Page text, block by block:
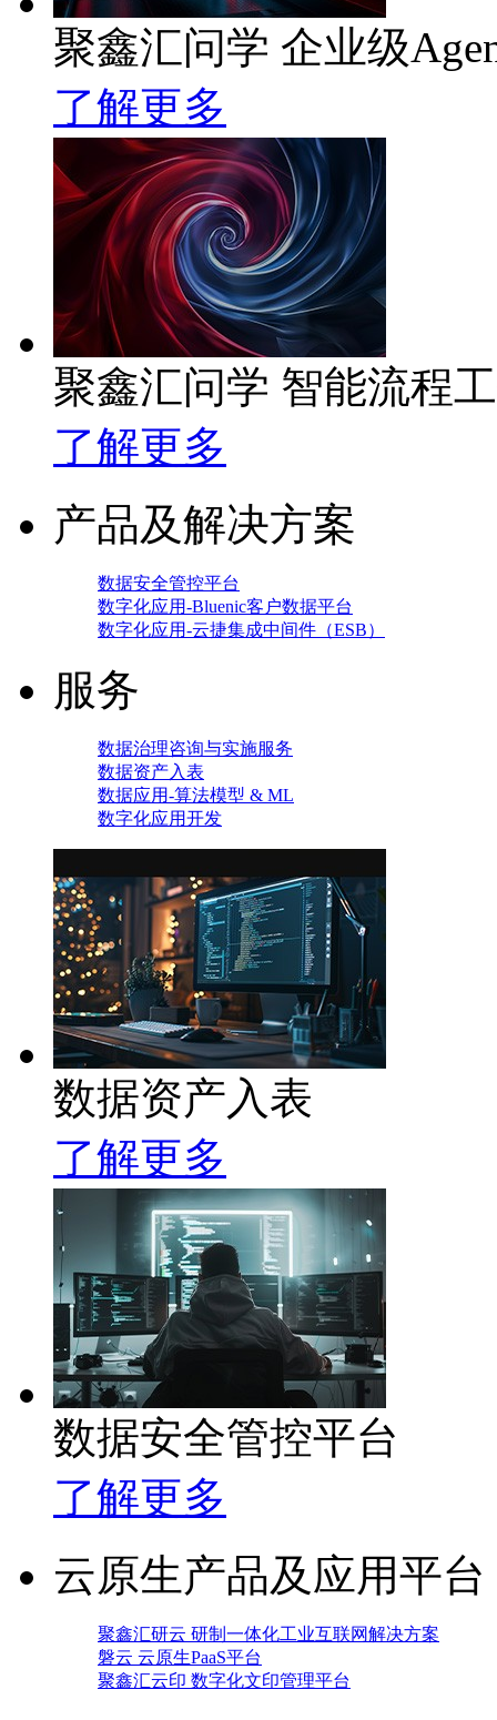
聚鑫汇问学 企业级
了解更多
聚鑫汇问学 智能流程
了解更多
产品及解决方案
数据安全管控平台
数字化应用-Bluenic客户数据平台
数字化应用-云捷集成中间件（ESB）
服务
数据治理咨询与实施服务
数据资产入表
数据应用-算法模型 & ML
数字化应用开发
数据资产入表
了解更多
数据安全管控平台
了解更多
云原生产品及应用平台
聚鑫汇研云 研制一体化工业互联网解决方案
磐云 云原生PaaS平台
聚鑫汇云印 数字化文印管理平台